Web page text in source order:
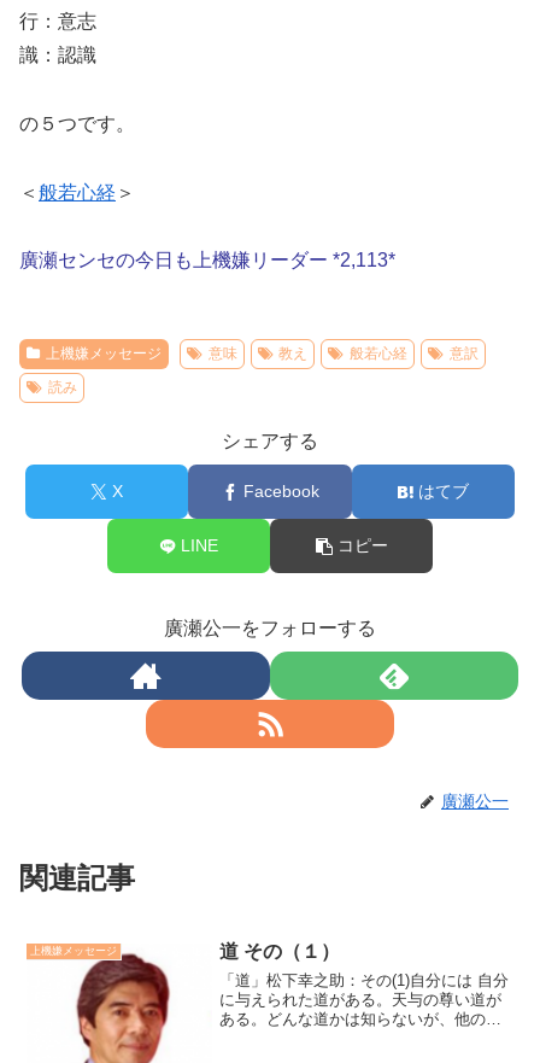
行：意志
識：認識
の５つです。
＜ 般若心経 ＞
廣瀬センセの今日も上機嫌リーダー *2,113*
上機嫌メッセージ 意味 教え 般若心経
意訳
読み
シェアする
X Facebook はてブ
LINE コピー
廣瀬公一をフォローする
廣瀬公一
関連記事
上機嫌メッセージ 道 その（１）
「道」松下幸之助：その(1)自分には 自分
に与えられた道がある。天与の尊い道が
ある。どんな道かは知らないが、他の人